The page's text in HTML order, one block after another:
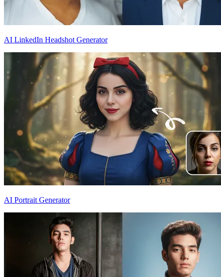
AI LinkedIn Headshot Generator
AI Portrait Generator